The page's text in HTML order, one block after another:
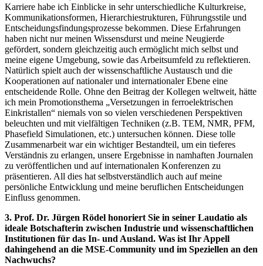
Karriere habe ich Einblicke in sehr unterschiedliche Kulturkreise,
Kommunikationsformen, Hierarchiestrukturen, Führungsstile und
Entscheidungsfindungsprozesse bekommen. Diese Erfahrungen
haben nicht nur meinen Wissensdurst und meine Neugierde
gefördert, sondern gleichzeitig auch ermöglicht mich selbst und
meine eigene Umgebung, sowie das Arbeitsumfeld zu reflektieren.
Natürlich spielt auch der wissenschaftliche Austausch und die
Kooperationen auf nationaler und internationaler Ebene eine
entscheidende Rolle. Ohne den Beitrag der Kollegen weltweit, hätte
ich mein Promotionsthema „Versetzungen in ferroelektrischen
Einkristallen“ niemals von so vielen verschiedenen Perspektiven
beleuchten und mit vielfältigen Techniken (z.B. TEM, NMR, PFM,
Phasefield Simulationen, etc.) untersuchen können. Diese tolle
Zusammenarbeit war ein wichtiger Bestandteil, um ein tieferes
Verständnis zu erlangen, unsere Ergebnisse in namhaften Journalen
zu veröffentlichen und auf internationalen Konferenzen zu
präsentieren. All dies hat selbstverständlich auch auf meine
persönliche Entwicklung und meine beruflichen Entscheidungen
Einfluss genommen.
3. Prof. Dr. Jürgen Rödel honoriert Sie in seiner Laudatio als
ideale Botschafterin zwischen Industrie und wissenschaftlichen
Institutionen für das In- und Ausland. Was ist Ihr Appell
dahingehend an die MSE-Community und im Speziellen an den
Nachwuchs?